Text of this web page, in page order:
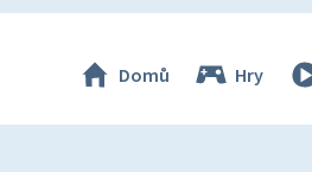
Domů Hry